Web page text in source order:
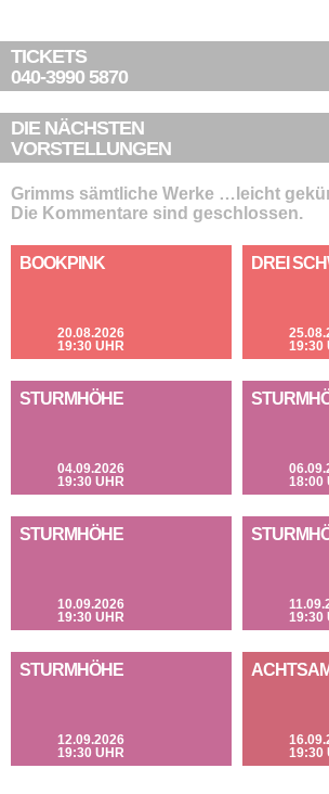
TICKETS
040-3990 5870
DIE NÄCHSTEN
VORSTELLUNGEN
Grimms sämtliche Werke …leicht
Die Kommentare sind geschlossen.
BOOKPINK
20.08.2026
19:30 UHR
DREI
19:30
STURMHÖHE
04.09.2026
19:30 UHR
18:00
STURMHÖHE
10.09.2026
19:30 UHR
19:30
STURMHÖHE
12.09.2026
19:30 UHR
19:30